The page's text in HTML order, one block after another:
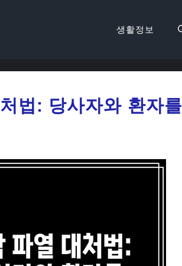
생활정보
법: 당사자와 환자를